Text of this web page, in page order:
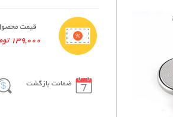
قیمت
139,000 تومان
ضمانت بازگشت